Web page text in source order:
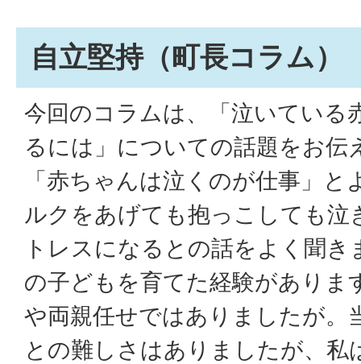
自立堅持（町長コラム）
今回のコラムは、「泣いている
るには」についての話題をお伝
「赤ちゃんは泣くのが仕事」
ルクをあげても抱っこしても泣
トレスになるとの話をよく聞
の子どもを育てた経験がありま
や両親任せではありましたが。
との難しさはありましたが、私